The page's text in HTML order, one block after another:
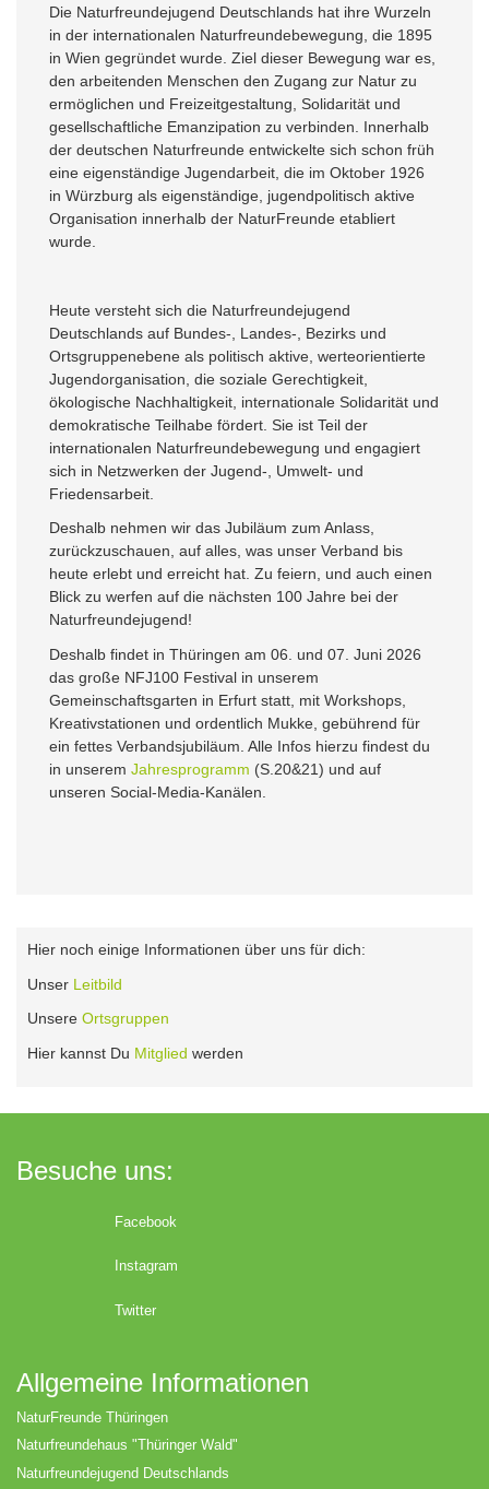
Die Naturfreundejugend Deutschlands hat ihre Wurzeln
in der internationalen Naturfreundebewegung, die 1895
in Wien gegründet wurde. Ziel dieser Bewegung war es,
den arbeitenden Menschen den Zugang zur Natur zu
ermöglichen und Freizeitgestaltung, Solidarität und
gesellschaftliche Emanzipation zu verbinden. Innerhalb
der deutschen Naturfreunde entwickelte sich schon früh
eine eigenständige Jugendarbeit, die im Oktober 1926
in Würzburg als eigenständige, jugendpolitisch aktive
Organisation innerhalb der NaturFreunde etabliert
wurde.
Heute versteht sich die Naturfreundejugend
Deutschlands auf Bundes-, Landes-, Bezirks und
Ortsgruppenebene als politisch aktive, werteorientierte
Jugendorganisation, die soziale Gerechtigkeit,
ökologische Nachhaltigkeit, internationale Solidarität und
demokratische Teilhabe fördert. Sie ist Teil der
internationalen Naturfreundebewegung und engagiert
sich in Netzwerken der Jugend-, Umwelt- und
Friedensarbeit.
Deshalb nehmen wir das Jubiläum zum Anlass,
zurückzuschauen, auf alles, was unser Verband bis
heute erlebt und erreicht hat. Zu feiern, und auch einen
Blick zu werfen auf die nächsten 100 Jahre bei der
Naturfreundejugend!
Deshalb findet in Thüringen am 06. und 07. Juni 2026
das große NFJ100 Festival in unserem
Gemeinschaftsgarten in Erfurt statt, mit Workshops,
Kreativstationen und ordentlich Mukke, gebührend für
ein fettes Verbandsjubiläum. Alle Infos hierzu findest du
in unserem Jahresprogramm (S.20&21) und auf
unseren Social-Media-Kanälen.
Hier noch einige Informationen über uns für dich:
Unser Leitbild
Unsere Ortsgruppen
Hier kannst Du Mitglied werden
Besuche uns:
Facebook
Instagram
Twitter
Allgemeine Informationen
NaturFreunde Thüringen
Naturfreundehaus "Thüringer Wald"
Naturfreundejugend Deutschlands